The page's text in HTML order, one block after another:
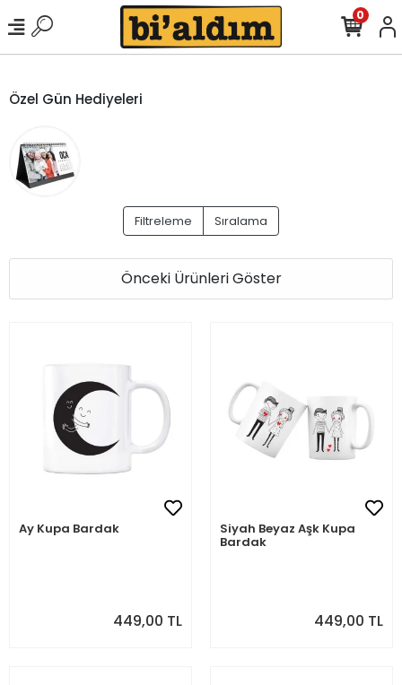
0
Özel Gün Hediyeleri
Filtreleme Sıralama
Önceki Ürünleri Göster
Ay Kupa Bardak
449,00 TL
Siyah Beyaz Aşk Kupa
Bardak
449,00 TL